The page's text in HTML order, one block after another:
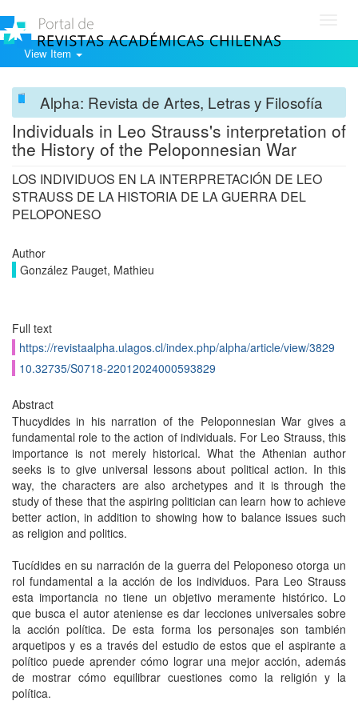
View Item
Alpha: Revista de Artes, Letras y Filosofía
Individuals in Leo Strauss's interpretation of
the History of the Peloponnesian War
LOS INDIVIDUOS EN LA INTERPRETACIÓN DE LEO
STRAUSS DE LA HISTORIA DE LA GUERRA DEL
PELOPONESO
Author
González Pauget, Mathieu
Full text
https://revistaalpha.ulagos.cl/index.php/alpha/article/view/3829
10.32735/S0718-22012024000593829
Abstract
Thucydides in his narration of the Peloponnesian War gives a
fundamental role to the action of individuals. For Leo Strauss, this
importance is not merely historical. What the Athenian author
seeks is to give universal lessons about political action. In this
way, the characters are also archetypes and it is through the
study of these that the aspiring politician can learn how to achieve
better action, in addition to showing how to balance issues such
as religion and politics.
Tucídides en su narración de la guerra del Peloponeso otorga un
rol fundamental a la acción de los individuos. Para Leo Strauss
esta importancia no tiene un objetivo meramente histórico. Lo
que busca el autor ateniense es dar lecciones universales sobre
la acción política. De esta forma los personajes son también
arquetipos y es a través del estudio de estos que el aspirante a
político puede aprender cómo lograr una mejor acción, además
de mostrar cómo equilibrar cuestiones como la religión y la
política.